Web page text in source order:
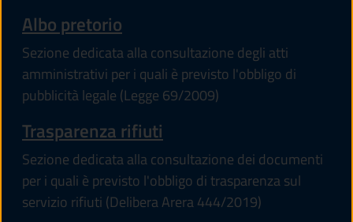
Albo pretorio
Sezione dedicata alla consultazione degli atti
amministrativi per i quali è previsto l'obbligo di
pubblicità legale (Legge 69/2009)
Trasparenza rifiuti
Sezione dedicata alla consultazione dei documenti
per i quali è previsto l'obbligo di trasparenza sul
servizio rifiuti (Delibera Arera 444/2019)